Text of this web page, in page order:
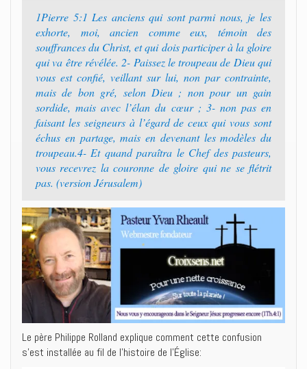
1Pierre 5:1 Les anciens qui sont parmi nous, je les
exhorte, moi, ancien comme eux, témoin des
souffrances du Christ, et qui dois participer à la gloire
qui va être révélée. 2- Paissez le troupeau de Dieu qui
vous est confié, veillant sur lui, non par contrainte,
mais de bon gré, selon Dieu ; non pour un gain
sordide, mais avec l’élan du cœur ; 3- non pas en
faisant les seigneurs à l’égard de ceux qui vous sont
échus en partage, mais en devenant les modèles du
troupeau.4- Et quand paraîtra le Chef des pasteurs,
vous recevrez la couronne de gloire qui ne se flétrit
pas. (version Jérusalem)
Le père Philippe Rolland explique comment cette confusion
s’est installée au fil de l’histoire de l’Église: